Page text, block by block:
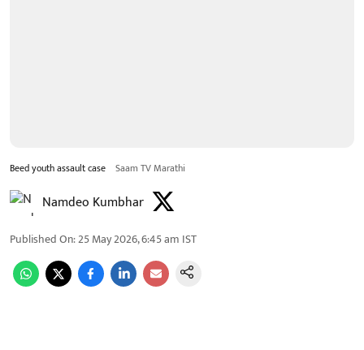
Beed youth assault case Saam TV Marathi
Namdeo Kumbhar
Published On:25 May 2026, 6:45 am IST